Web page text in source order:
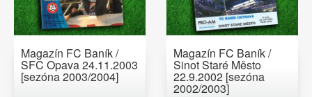
Magazín FC Baník /
SFC Opava 24.11.2003
[sezóna 2003/2004]
Magazín FC Baník /
Sinot Staré Město
22.9.2002 [sezóna
2002/2003]